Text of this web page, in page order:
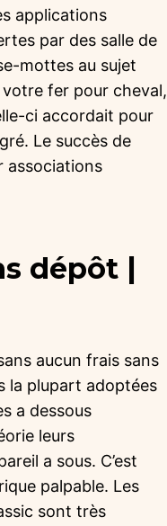
applications
par des salle de
mottes au sujet
fer pour cheval,
ci accordait pour
Le succès de
associations
dépôt |
aucun frais sans
la plupart adoptées
a dessous
leurs
a sous. C’est
palpable. Les
sont très